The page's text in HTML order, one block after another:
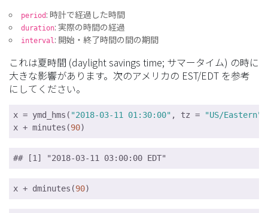
period : 時計で経過した時間
duration: 実際の時間の経過
interval: 開始・終了時間の間の期間
これは夏時間 (daylight savings time; サマータイム) の時に
大きな影響があります。次のアメリカの EST/EDT を参考
にしてください。
x = ymd_hms( "2018-03-11 01:30:00" , tz = "US/Eastern"
x + minutes(90)
## [1] "2018-03-11 03:00:00 EDT"
x + dminutes(90)